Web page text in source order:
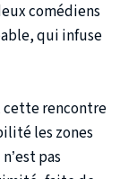
comédiens
qui infuse
cette rencontre
les zones
pas